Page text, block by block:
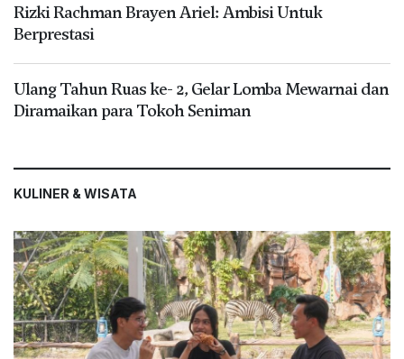
Rizki Rachman Brayen Ariel: Ambisi Untuk
Berprestasi
Ulang Tahun Ruas ke- 2, Gelar Lomba Mewarnai dan
Diramaikan para Tokoh Seniman
KULINER & WISATA